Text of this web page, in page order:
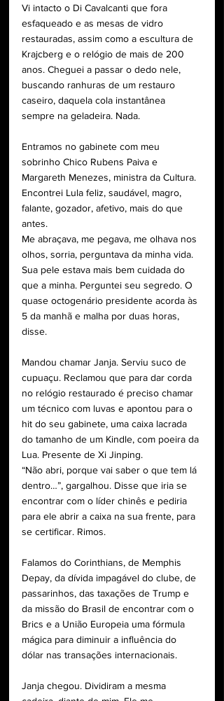
Vi intacto o Di Cavalcanti que fora
esfaqueado e as mesas de vidro
restauradas, assim como a escultura de
Krajcberg e o relógio de mais de 200
anos. Cheguei a passar o dedo nele,
buscando ranhuras de um restauro
caseiro, daquela cola instantânea
sempre na geladeira. Nada.
Entramos no gabinete com meu
sobrinho Chico Rubens Paiva e
Margareth Menezes, ministra da Cultura.
Encontrei Lula feliz, saudável, magro,
falante, gozador, afetivo, mais do que
antes.
Me abraçava, me pegava, me olhava nos
olhos, sorria, perguntava da minha vida.
Sua pele estava mais bem cuidada do
que a minha. Perguntei seu segredo. O
quase octogenário presidente acorda às
5 da manhã e malha por duas horas,
disse.
Mandou chamar Janja. Serviu suco de
cupuaçu. Reclamou que para dar corda
no relógio restaurado é preciso chamar
um técnico com luvas e apontou para o
hit do seu gabinete, uma caixa lacrada
do tamanho de um Kindle, com poeira da
Lua. Presente de Xi Jinping.
“Não abri, porque vai saber o que tem lá
dentro…”, gargalhou. Disse que iria se
encontrar com o líder chinês e pediria
para ele abrir a caixa na sua frente, para
se certificar. Rimos.
Falamos do Corinthians, de Memphis
Depay, da dívida impagável do clube, de
passarinhos, das taxações de Trump e
da missão do Brasil de encontrar com o
Brics e a União Europeia uma fórmula
mágica para diminuir a influência do
dólar nas transações internacionais.
Janja chegou. Dividiram a mesma